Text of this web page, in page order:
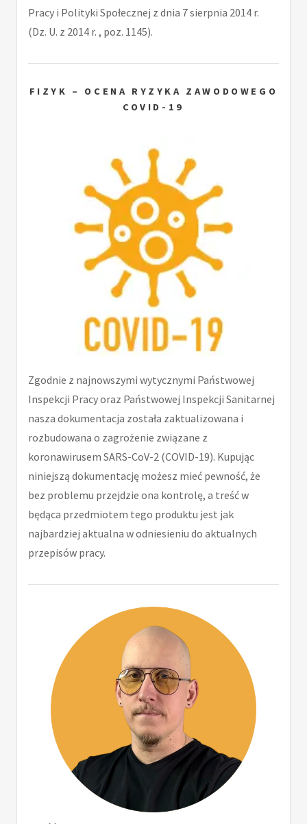
Pracy i Polityki Społecznej z dnia 7 sierpnia 2014 r.
(Dz. U. z 2014 r. , poz. 1145).
FIZYK – OCENA RYZYKA ZAWODOWEGO
COVID-19
Zgodnie z najnowszymi wytycznymi Państwowej
Inspekcji Pracy oraz Państwowej Inspekcji Sanitarnej
nasza dokumentacja została zaktualizowana i
rozbudowana o zagrożenie związane z
koronawirusem SARS-CoV-2 (COVID-19). Kupując
niniejszą dokumentację możesz mieć pewność, że
bez problemu przejdzie ona kontrolę, a treść w
będąca przedmiotem tego produktu jest jak
najbardziej aktualna w odniesieniu do aktualnych
przepisów pracy.